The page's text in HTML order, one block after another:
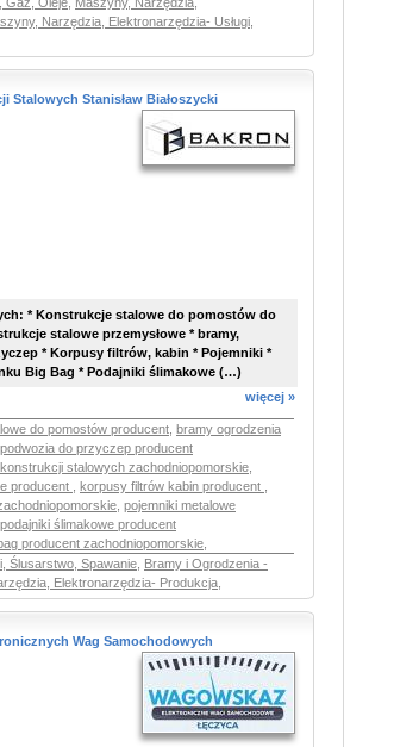
Narzędzia, Elektronarzędzia- Usługi
Stalowych Stanisław Białoszycki
* Konstrukcje stalowe do pomostów do
stalowe przemysłowe * bramy,
* Korpusy filtrów, kabin * Pojemniki *
Big Bag * Podajniki ślimakowe (…)
więcej »
do pomostów producent bramy ogrodzenia
podwozia do przyczep producent
stalowych zachodniopomorskie
producent
korpusy filtrów kabin producent
pojemniki metalowe
podajniki ślimakowe producent
producent zachodniopomorskie
Ślusarstwo, Spawanie Bramy i Ogrodzenia -
Elektronarzędzia- Produkcja
Wag Samochodowych